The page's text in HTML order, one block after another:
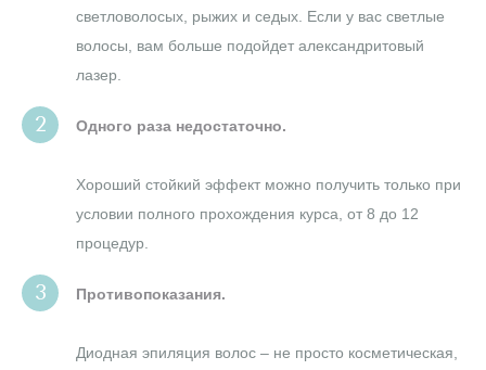
светловолосых, рыжих и седых. Если у вас светлые
волосы, вам больше подойдет александритовый
лазер.
Одного раза недостаточно.
Хороший стойкий эффект можно получить только при
условии полного прохождения курса, от 8 до 12
процедур.
Противопоказания.
Диодная эпиляция волос – не просто косметическая,